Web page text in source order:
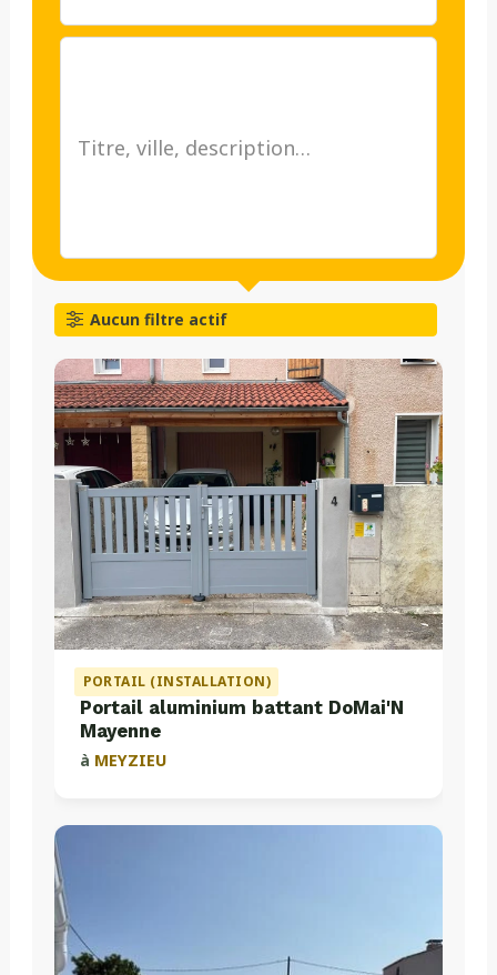
Aucun filtre actif
PORTAIL (INSTALLATION)
Portail aluminium battant DoMai'N
Mayenne
à MEYZIEU